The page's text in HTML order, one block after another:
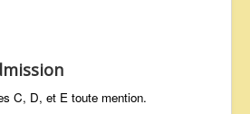
C, D, et E toute mention.